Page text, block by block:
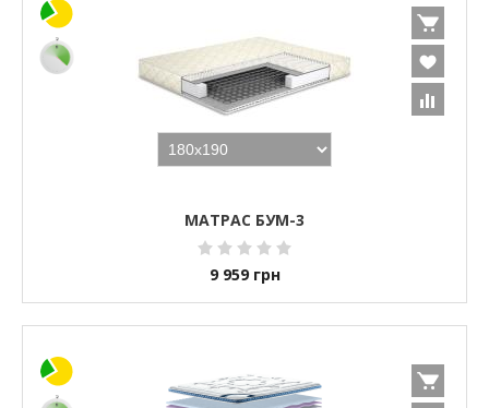
МАТРАС БУМ-3
9 959 грн